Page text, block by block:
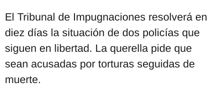
El Tribunal de Impugnaciones resolverá en
diez días la situación de dos policías que
siguen en libertad. La querella pide que
sean acusadas por torturas seguidas de
muerte.